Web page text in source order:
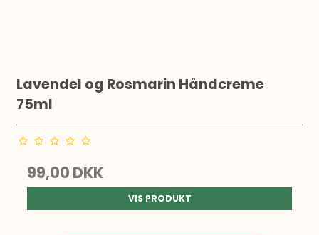
Lavendel og Rosmarin Håndcreme
75ml
99,00 DKK
VIS PRODUKT